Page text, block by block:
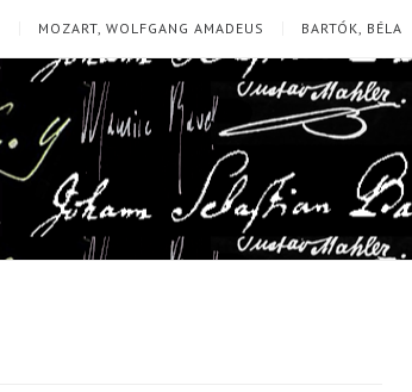
MOZART, WOLFGANG AMADEUS BARTÓK, BÉLA